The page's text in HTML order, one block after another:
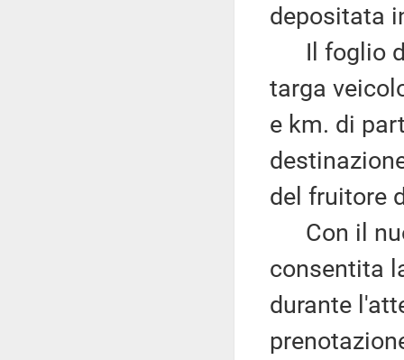
depositata
Il foglio di
targa
e km. di
del fruitore
Con il
consentita
durante